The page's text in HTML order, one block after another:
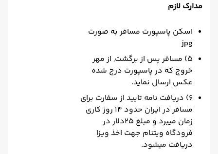
مدارک لازم
اسکن پاسپورت مسافر به صورت
jpg
5) مسافر پس از برگشت, از مهر
خروج که در پاسپورت درج شده
عکس ارسال نماید.
6) دریافت نامه تایید از سفارت برای
مسافر در ایران حدود 14 روز کاری
زمان میبرد و مبلغ 25دلار در
فرودگاه ویتنام جهت اخذ ویزا
دریافت میشود.